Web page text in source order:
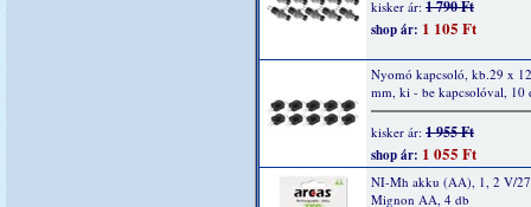
kisker ár: 1 790 Ft
shop ár: 1 105 Ft
Nyomó kapcsoló, kb.29 x
mm, ki - be kapcsolóval, 10
kisker ár: 1 955 Ft
shop ár: 1 055 Ft
NI-Mh akku (AA), 1, 2 V/
Mignon AA, 4 db